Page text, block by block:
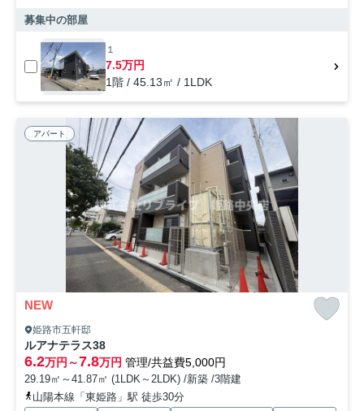
募集中の部屋
１
7.5万円
1階 / 45.13㎡ / 1LDK
アパート
NEW
姫路市五軒邸
ルアナテラス38
6.2万円～7.8万円 管理/共益費5,000円
29.19㎡～41.87㎡ (1LDK～2LDK) /新築 /3階建
山陽本線「東姫路」駅 徒歩30分